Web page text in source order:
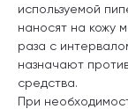
используемой
наносят на кожу
раза с
назначают
средства.
При